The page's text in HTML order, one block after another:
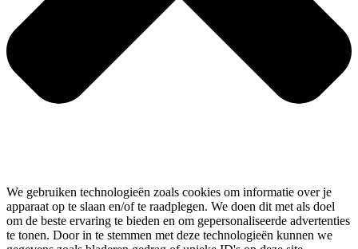
We gebruiken technologieën zoals cookies om informatie over je
apparaat op te slaan en/of te raadplegen. We doen dit met als doel
om de beste ervaring te bieden en om gepersonaliseerde advertenties
te tonen. Door in te stemmen met deze technologieën kunnen we